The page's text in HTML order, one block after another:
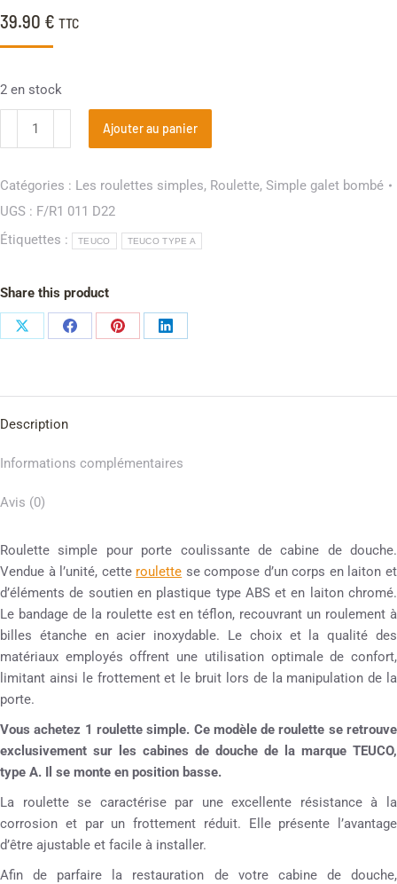
39.90 € TTC
2 en stock
Ajouter au panier
Catégories : Les roulettes simples, Roulette, Simple galet bombé
UGS : F/R1 011 D22
Étiquettes :
TEUCO TEUCO TYPE A
Share this product
Description
Informations complémentaires
Avis (0)
Roulette simple pour porte coulissante de cabine de douche.
Vendue à l’unité, cette roulette se compose d’un corps en laiton et
d’éléments de soutien en plastique type ABS et en laiton chromé.
Le bandage de la roulette est en téflon, recouvrant un roulement à
billes étanche en acier inoxydable. Le choix et la qualité des
matériaux employés offrent une utilisation optimale de confort,
limitant ainsi le frottement et le bruit lors de la manipulation de la
porte.
Vous achetez 1 roulette simple. Ce modèle de roulette se retrouve
exclusivement sur les cabines de douche de la marque TEUCO,
type A. Il se monte en position basse.
La roulette se caractérise par une excellente résistance à la
corrosion et par un frottement réduit. Elle présente l’avantage
d’être ajustable et facile à installer.
Afin de parfaire la restauration de votre cabine de douche,